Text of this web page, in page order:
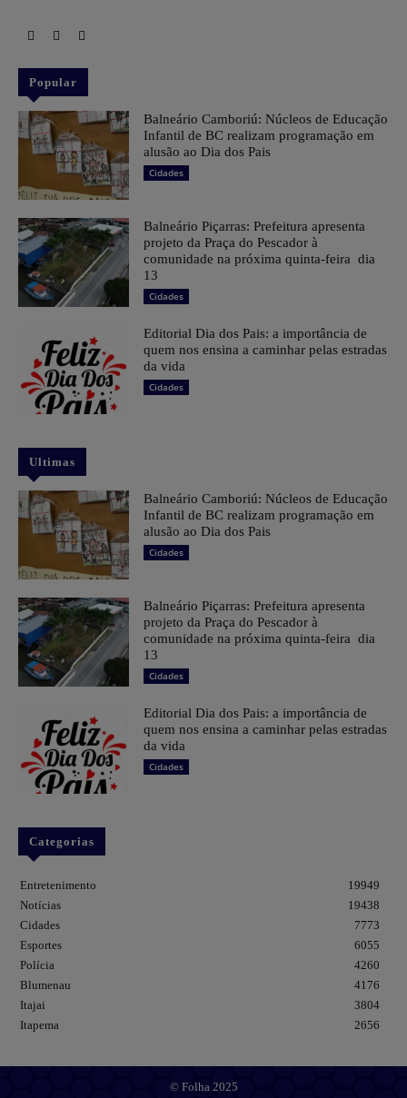
Popular
Balneário Camboriú: Núcleos de Educação
Infantil de BC realizam programação em
alusão ao Dia dos Pais
Cidades
Balneário Piçarras: Prefeitura apresenta
projeto da Praça do Pescador à
comunidade na próxima quinta-feira dia
13
Cidades
Editorial Dia dos Pais: a importância de
quem nos ensina a caminhar pelas estradas
da vida
Cidades
Ultimas
Balneário Camboriú: Núcleos de Educação
Infantil de BC realizam programação em
alusão ao Dia dos Pais
Cidades
Balneário Piçarras: Prefeitura apresenta
projeto da Praça do Pescador à
comunidade na próxima quinta-feira dia
13
Cidades
Editorial Dia dos Pais: a importância de
quem nos ensina a caminhar pelas estradas
da vida
Cidades
Categorias
Entretenimento
19949
Notícias
19438
Cidades
7773
Esportes
6055
Polícia
4260
Blumenau
4176
Itajai
3804
Itapema
2656
© Folha 2025